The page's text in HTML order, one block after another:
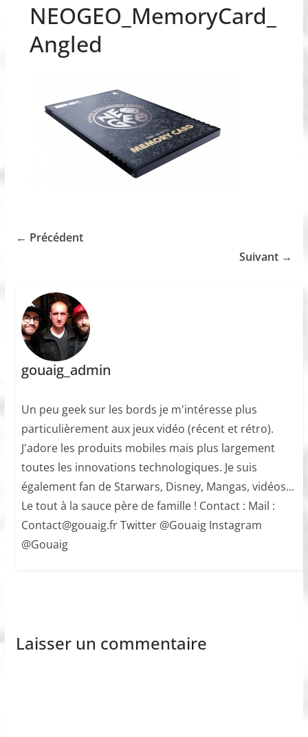
NEOGEO_MemoryCard_
Angled
← Précédent
Suivant →
gouaig_admin
Un peu geek sur les bords je m'intéresse plus
particulièrement aux jeux vidéo (récent et rétro).
J'adore les produits mobiles mais plus largement
toutes les innovations technologiques. Je suis
également fan de Starwars, Disney, Mangas, vidéos...
Le tout à la sauce père de famille ! Contact : Mail :
Contact@gouaig.fr Twitter @Gouaig Instagram
@Gouaig
Laisser un commentaire